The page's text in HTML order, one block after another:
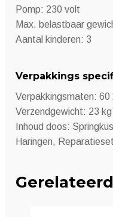
Pomp: 230 volt
Max. belastbaar
Aantal kinderen: 3
Verpakkings
Verpakkingsmaten: 60
Verzendgewicht: 23 kg
Inhoud doos:
Haringen,